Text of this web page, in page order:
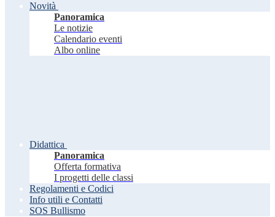
Novità
Panoramica
Le notizie
Calendario eventi
Albo online
Didattica
Panoramica
Offerta formativa
I progetti delle classi
Regolamenti e Codici
Info utili e Contatti
SOS Bullismo